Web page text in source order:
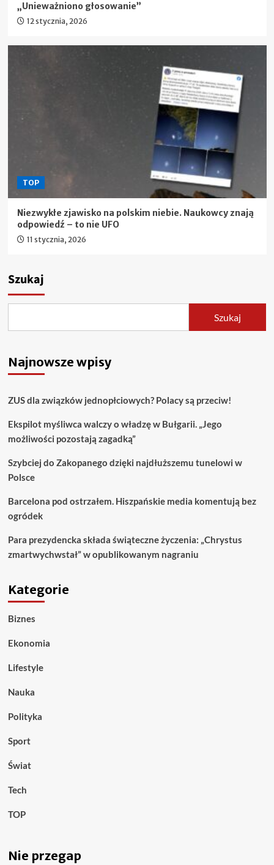
„Unieważniono głosowanie”
12 stycznia, 2026
TOP
Niezwykłe zjawisko na polskim niebie. Naukowcy znają
odpowiedź – to nie UFO
11 stycznia, 2026
Szukaj
Szukaj
Najnowsze wpisy
ZUS dla związków jednopłciowych? Polacy są przeciw!
Ekspilot myśliwca walczy o władzę w Bułgarii. „Jego
możliwości pozostają zagadką”
Szybciej do Zakopanego dzięki najdłuższemu tunelowi w
Polsce
Barcelona pod ostrzałem. Hiszpańskie media komentują bez
ogródek
Para prezydencka składa świąteczne życzenia: „Chrystus
zmartwychwstał” w opublikowanym nagraniu
Kategorie
Biznes
Ekonomia
Lifestyle
Nauka
Polityka
Sport
Świat
Tech
TOP
Nie przegap